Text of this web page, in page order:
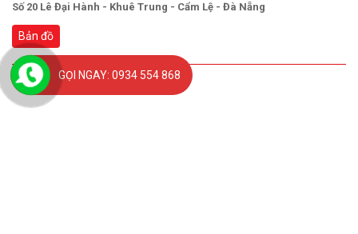
Số 20 Lê Đại Hành - Khuê Trung - Cẩm Lệ - Đà Nẵng
Bản đồ
GỌI NGAY: 0934 554 868